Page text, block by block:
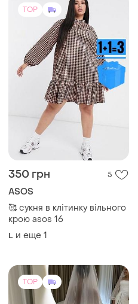
и еще
TOP
16900 грн
17000 грн
Продам весільну сукню
38